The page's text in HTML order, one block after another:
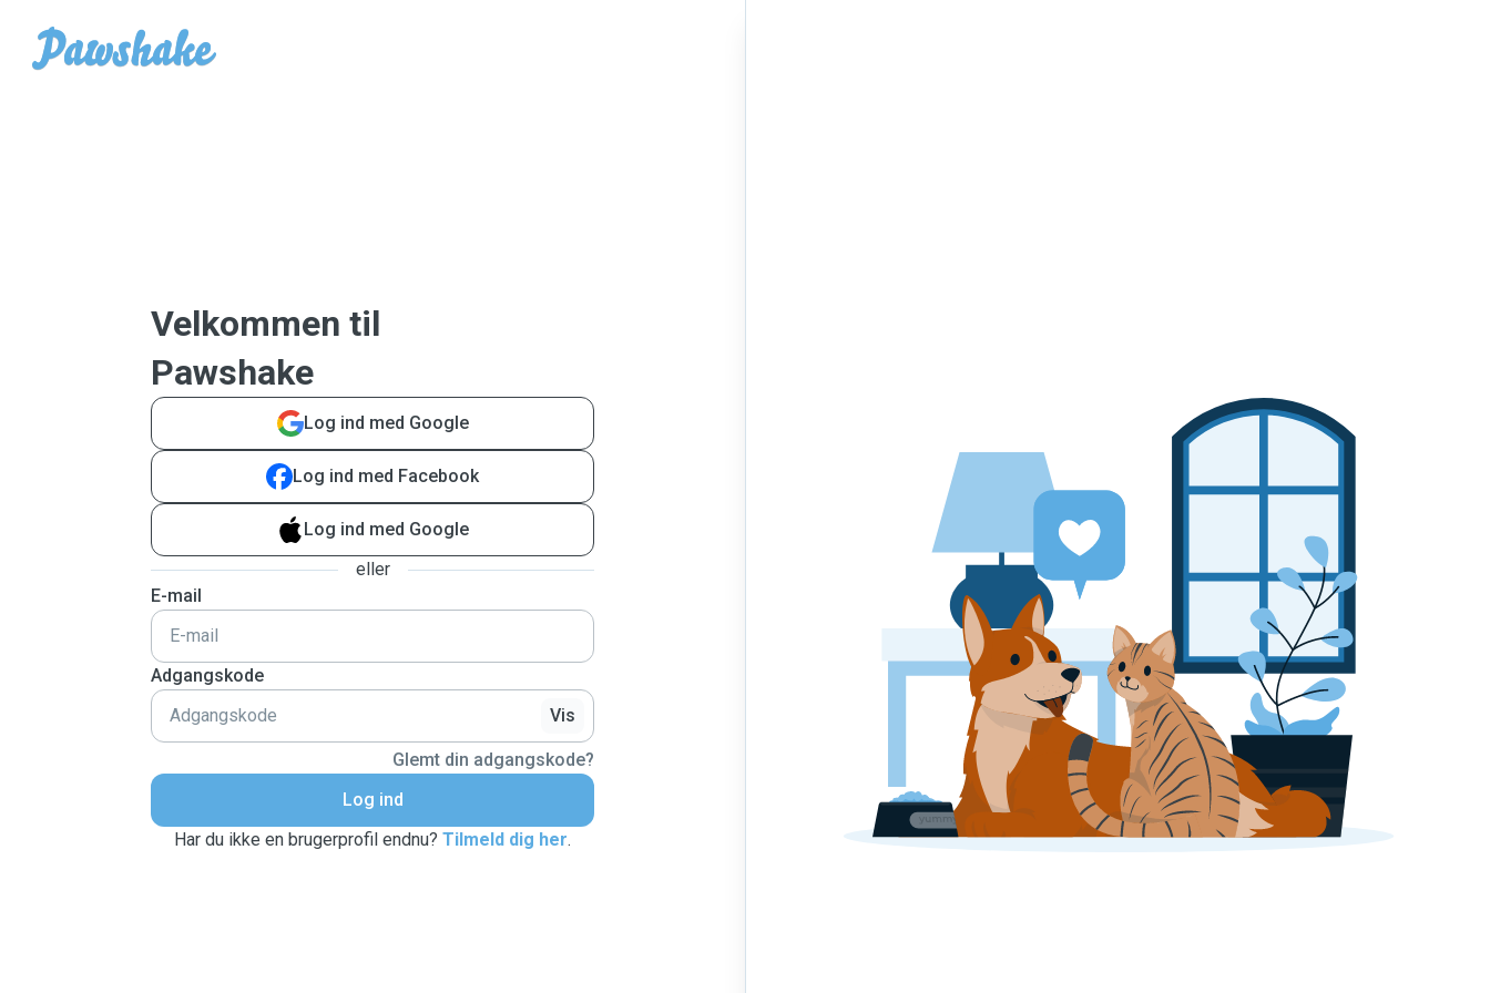
Velkommen til
Pawshake
Log ind med Google
Log ind med Facebook
Log ind med Google
eller
E-mail
Adgangskode
Vis
Glemt din adgangskode?
Log ind
Har du ikke en brugerprofil endnu? Tilmeld dig her.